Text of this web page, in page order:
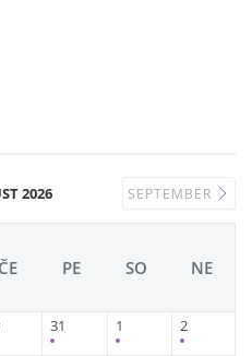
2026 SEPTEMBER
ČE PE SO NE
31 1 2